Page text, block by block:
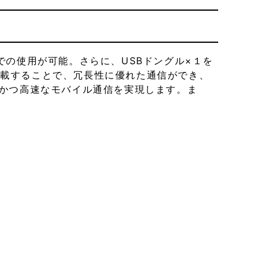
使用が可能。さらに、USBドングル×１を
ることで、冗長性に優れた通信ができ、
高速なモバイル通信を実現します。ま